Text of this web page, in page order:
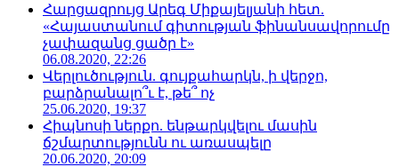
Հարցազրույց Արեգ Միքայելյանի հետ.
«Հայաստանում գիտության ֆինանսավորումը
չափազանց ցածր է»
06.08.2020, 22:26
Վերլուծություն. գույքահարկն, ի վերջո,
բարձրանալո՞ւ է, թե՞ ոչ
25.06.2020, 19:37
Հիպնոսի ներքո. ենթարկվելու մասին
ճշմարտությունն ու առասպելը
20.06.2020, 20:09